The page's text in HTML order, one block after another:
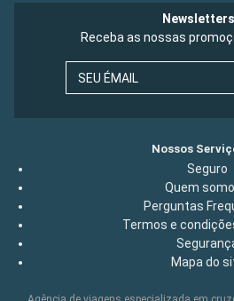
Newsletters
Receba as nossas
SEU ÉMAIL
Nossos
Seguro
Quem
Perguntas
Termos e
Mapa do